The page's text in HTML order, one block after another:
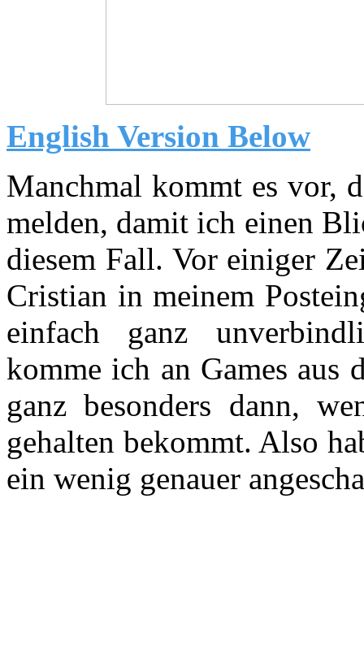
English Version Below
Manchmal kommt es vor,
melden, damit ich einen
diesem Fall. Vor einiger
Cristian in meinem
einfach ganz
komme ich an Games aus
ganz besonders dann,
gehalten bekommt. Also
ein wenig genauer